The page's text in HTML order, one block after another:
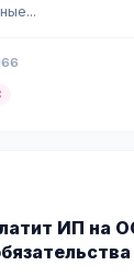
ИП на